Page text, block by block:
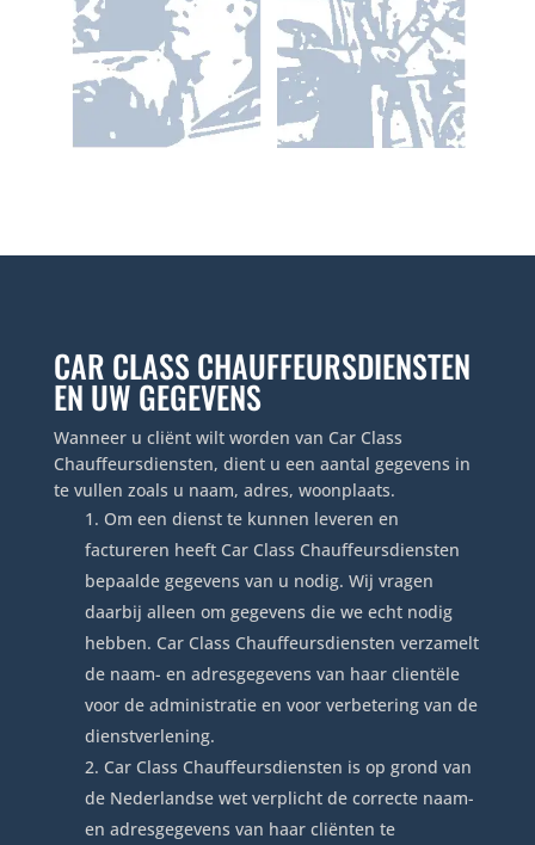
CAR CLASS CHAUFFEURSDIENSTEN
EN UW GEGEVENS
Wanneer u cliënt wilt worden van Car Class
Chauffeursdiensten, dient u een aantal gegevens in
te vullen zoals u naam, adres, woonplaats.
Om een dienst te kunnen leveren en
factureren heeft Car Class Chauffeursdiensten
bepaalde gegevens van u nodig. Wij vragen
daarbij alleen om gegevens die we echt nodig
hebben. Car Class Chauffeursdiensten verzamelt
de naam- en adresgegevens van haar clientële
voor de administratie en voor verbetering van de
dienstverlening.
Car Class Chauffeursdiensten is op grond van
de Nederlandse wet verplicht de correcte naam-
en adresgegevens van haar cliënten te